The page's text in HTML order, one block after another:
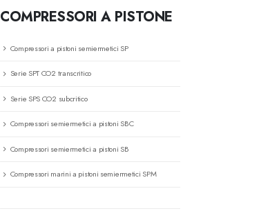
COMPRESSORI A PISTONE
Compressori a pistoni semiermetici SP
Serie SPT CO2 transcritico
Serie SPS CO2 subcritico
Compressori semiermetici a pistoni SBC
Compressori semiermetici a pistoni SB
Compressori marini a pistoni semiermetici SPM